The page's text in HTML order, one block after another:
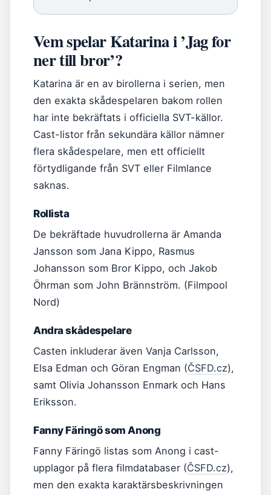
Vem spelar Katarina i ’Jag for
ner till bror’?
Katarina är en av birollerna i serien, men
den exakta skådespelaren bakom rollen
har inte bekräftats i officiella SVT-källor.
Cast-listor från sekundära källor nämner
flera skådespelare, men ett officiellt
förtydligande från SVT eller Filmlance
saknas.
Rollista
De bekräftade huvudrollerna är Amanda
Jansson som Jana Kippo, Rasmus
Johansson som Bror Kippo, och Jakob
Öhrman som John Brännström. (Filmpool
Nord)
Andra skådespelare
Casten inkluderar även Vanja Carlsson,
Elsa Edman och Göran Engman (ČSFD.cz),
samt Olivia Johansson Enmark och Hans
Eriksson.
Fanny Färingö som Anong
Fanny Färingö listas som Anong i cast-
upplagor på flera filmdatabaser (ČSFD.cz),
men den exakta karaktärsbeskrivningen